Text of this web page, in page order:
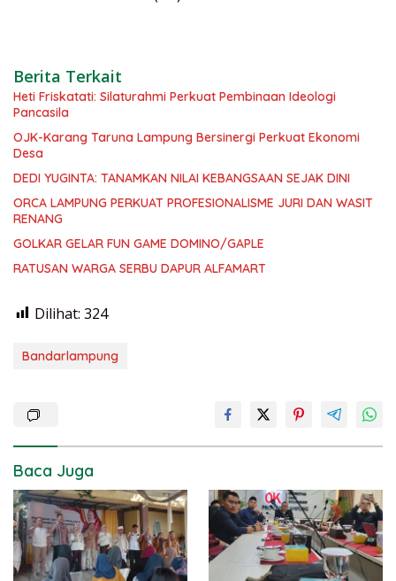
Berita Terkait
Heti Friskatati: Silaturahmi Perkuat Pembinaan Ideologi
Pancasila
OJK-Karang Taruna Lampung Bersinergi Perkuat Ekonomi
Desa
DEDI YUGINTA: TANAMKAN NILAI KEBANGSAAN SEJAK DINI
ORCA LAMPUNG PERKUAT PROFESIONALISME JURI DAN WASIT
RENANG
GOLKAR GELAR FUN GAME DOMINO/GAPLE
RATUSAN WARGA SERBU DAPUR ALFAMART
Dilihat: 324
Bandarlampung
Baca Juga